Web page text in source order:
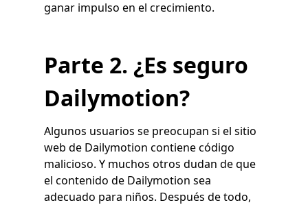
ganar impulso en el crecimiento.
Parte 2. ¿Es seguro
Dailymotion?
Algunos usuarios se preocupan si el sitio
web de Dailymotion contiene código
malicioso. Y muchos otros dudan de que
el contenido de Dailymotion sea
adecuado para niños. Después de todo,